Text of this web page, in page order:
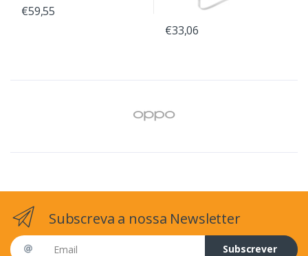
€59,55
€33,06
Subscreva a nossa Newsletter
Email address
Subscrever